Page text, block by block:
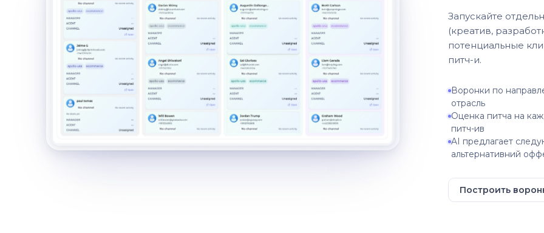
Запускайте
(креатив,
потенциальные
питч-и.
Воронки по
отрасль
Оценка питча на
питч-ив
AI предлагает
альтернативний
Построить